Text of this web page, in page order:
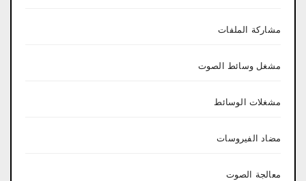
مشاركة الملفات
مشغل وسائط الصوت
مشغلات الوسائط
مضاد الفيروسات
معالجة الصوت